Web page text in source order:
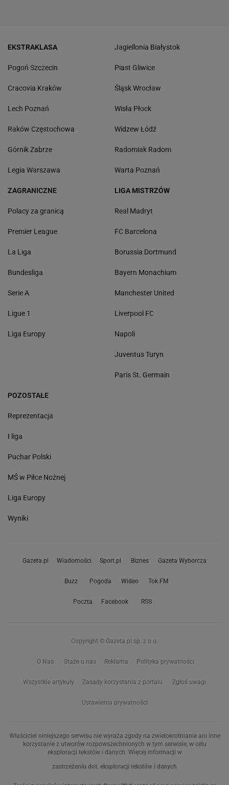
EKSTRAKLASA
Pogoń Szczecin
Cracovia Kraków
Lech Poznań
Raków Częstochowa
Górnik Zabrze
Legia Warszawa
Jagiellonia Białystok
Piast Gliwice
Śląsk Wrocław
Wisła Płock
Widzew Łódź
Radomiak Radom
Warta Poznań
ZAGRANICZNE
Polacy za granicą
Premier League
La Liga
Bundesliga
Serie A
Ligue 1
Liga Europy
LIGA MISTRZÓW
Real Madryt
FC Barcelona
Borussia Dortmund
Bayern Monachium
Manchester United
Liverpool FC
Napoli
Juventus Turyn
Paris St. Germain
POZOSTAŁE
Reprezentacja
I liga
Puchar Polski
MŚ w Piłce Nożnej
Liga Europy
Wyniki
Gazeta.pl Wiadomości Sport.pl Biznes Gazeta Wyborcza
Buzz Pogoda Wideo Tok.FM
Poczta Facebook RSS
Copyright © Gazeta.pl sp. z o.o.
O Nas Staże u nas Reklama Polityka prywatności
Wszystkie artykuły Zasady korzystania z portalu Zgłoś uwagi
Ustawienia prywatności
Właściciel niniejszego serwisu nie wyraża zgody na zwielokrotnianie ani inne
korzystanie z utworów rozpowszechnionych w tym serwisie, w celu
eksploracji tekstów i danych. Więcej informacji w
zastrzeżeniu dot. eksploracji tekstów i danych